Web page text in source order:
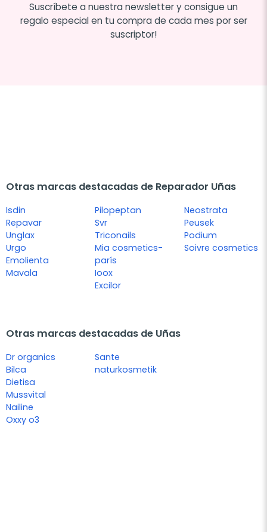
Suscríbete a nuestra newsletter y consigue un
regalo especial en tu compra de cada mes por ser
suscriptor!
Otras marcas destacadas de Reparador Uñas
Isdin
Repavar
Unglax
Urgo
Emolienta
Mavala
Pilopeptan
Svr
Triconails
Mia cosmetics-
parís
Ioox
Excilor
Neostrata
Peusek
Podium
Soivre cosmetics
Otras marcas destacadas de Uñas
Dr organics
Bilca
Dietisa
Mussvital
Nailine
Oxxy o3
Sante
naturkosmetik